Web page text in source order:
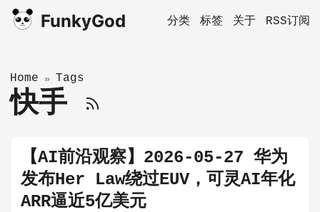
FunkyGod 分类 标签 关于 RSS订阅
Home » Tags
快手
【AI前沿观察】2026-05-27 华为
发布Her Law绕过EUV，可灵AI年化
ARR逼近5亿美元